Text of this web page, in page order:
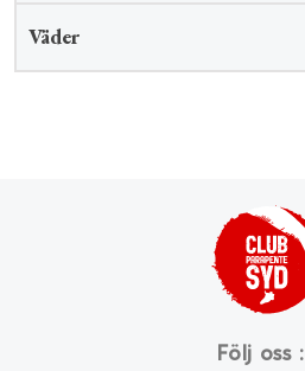
Väder
Följ oss :